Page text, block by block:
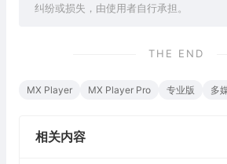
纠纷或损失，由使用者自行承担。
THE END
MX Player MX Player Pro 专业版 多
相关内容